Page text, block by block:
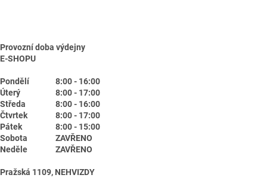
Provozní doba výdejny
E-SHOPU
Pondělí
8:00 - 16:00
Úterý
8:00 - 17:00
Středa
8:00 - 16:00
Čtvrtek
8:00 - 17:00
Pátek
8:00 - 15:00
Sobota
ZAVŘENO
Neděle
ZAVŘENO
Pražská 1109, NEHVIZDY